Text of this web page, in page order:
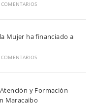
Mujer ha financiado a
y Formación
Maracaibo